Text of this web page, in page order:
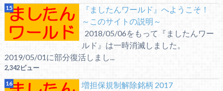
『ましたんワールド』へようこそ！
～このサイトの説明～
2018/05/06をもって『ましたんワー
ルド』は一時消滅しました。
2019/05/01に部分復活しまし...
2,342ビュー
増担保規制解除銘柄 2017